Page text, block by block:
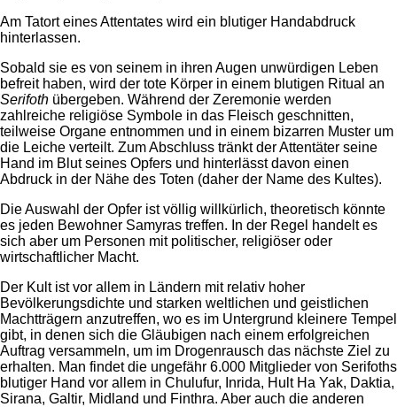
Am Tatort eines Attentates wird ein blutiger Handabdruck
hinterlassen.
Sobald sie es von seinem in ihren Augen unwürdigen Leben
befreit haben, wird der tote Körper in einem blutigen Ritual an
Serifoth übergeben. Während der Zeremonie werden
zahlreiche religiöse Symbole in das Fleisch geschnitten,
teilweise Organe entnommen und in einem bizarren Muster um
die Leiche verteilt. Zum Abschluss tränkt der Attentäter seine
Hand im Blut seines Opfers und hinterlässt davon einen
Abdruck in der Nähe des Toten (daher der Name des Kultes).
Die Auswahl der Opfer ist völlig willkürlich, theoretisch könnte
es jeden Bewohner Samyras treffen. In der Regel handelt es
sich aber um Personen mit politischer, religiöser oder
wirtschaftlicher Macht.
Der Kult ist vor allem in Ländern mit relativ hoher
Bevölkerungsdichte und starken weltlichen und geistlichen
Machtträgern anzutreffen, wo es im Untergrund kleinere Tempel
gibt, in denen sich die Gläubigen nach einem erfolgreichen
Auftrag versammeln, um im Drogenrausch das nächste Ziel zu
erhalten. Man findet die ungefähr 6.000 Mitglieder von Serifoths
blutiger Hand vor allem in Chulufur, Inrida, Hult Ha Yak, Daktia,
Sirana, Galtir, Midland und Finthra. Aber auch die anderen